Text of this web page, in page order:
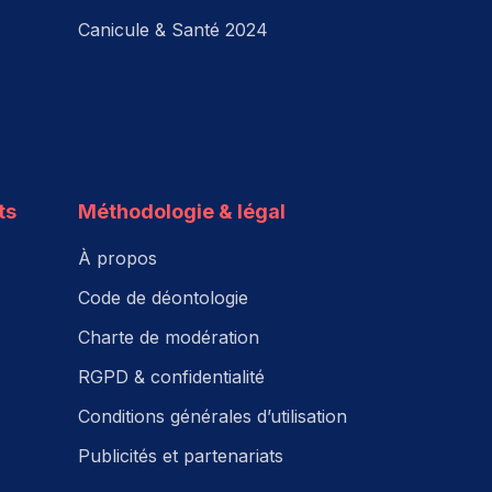
Canicule & Santé 2024
Méthodologie & légal
À propos
Code de déontologie
Charte de modération
RGPD & confidentialité
Conditions générales d’utilisation
Publicités et partenariats